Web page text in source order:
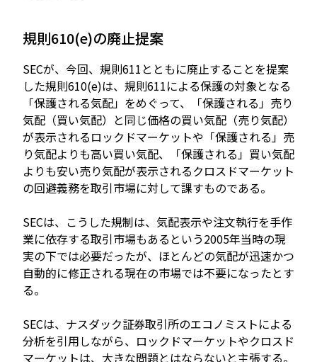
規則610(e)の廃止提案
SECが、今回、規則611とともに廃止することを提案
した規則610(e)は、規則611による保護の対象となる
「保護される気配」をめぐって、「保護される」売り
気配（買い気配）と同じ価格の買い気配（売り気配）
が表示されるロックドマーケットや「保護される」売
り気配よりも高い買い気配、「保護される」買い気配
よりも安い売り気配が表示されるクロスドマーケット
の回避義務を取引市場に対して課すものである。
SECは、こうした規制は、気配表示や注文執行を手作
業に依存する取引市場もあるという2005年当時の現
実の下では必要だったが、ほとんどの気配が迅速かつ
自動的に修正される現在の市場では不要になったとす
る。
SECは、ナスダック証券取引所のエコノミストによる
分析を引用しながら、ロックドマーケットやクロスド
マーケットは、大きな問題とはならないと主張する。